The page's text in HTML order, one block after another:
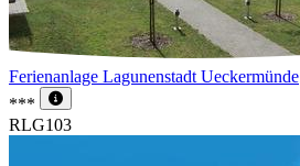
Ferienanlage Lagunenstadt Ueckermünde
***
RLG103